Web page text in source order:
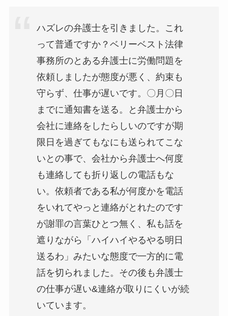
ハズレの弁護士を引きました。これ
って普通ですか？ベリーベスト法律
事務所のとある弁護士に労働問題を
依頼しましたが態度が悪く、約束も
守らず、仕事が遅いです。〇月〇日
までに通知書を送る。と弁護士から
会社に連絡をしたらしいのですが期
限日を過ぎてもなにも送られてこな
いとの事で、会社から弁護士へ何度
も連絡しても折り返しの電話もな
い。依頼者である私が何度かを電話
をいれてやっと連絡がとれたのです
が謝罪の言葉ひとつ無く、私も話を
遮りながら「ハイハイやるやる明日
送るわ」みたいな態度で一方的に電
話を切られました。その後も弁護士
の仕事が遅い&連絡が取りにくいが続
いています。